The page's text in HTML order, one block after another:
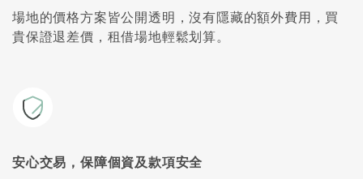
場地的價格方案皆公開透明，沒有隱藏的額外費用，買
貴保證退差價，租借場地輕鬆划算。
安心交易，保障個資及款項安全